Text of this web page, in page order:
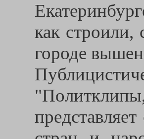
как строили,
городе